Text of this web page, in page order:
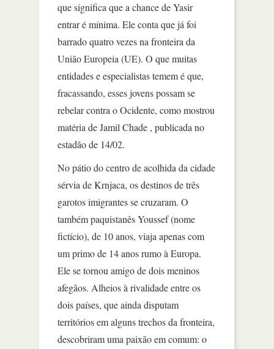
que significa que a chance de Yasir
entrar é mínima. Ele conta que já foi
barrado quatro vezes na fronteira da
União Europeia (UE). O que muitas
entidades e especialistas temem é que,
fracassando, esses jovens possam se
rebelar contra o Ocidente, como mostrou
matéria de Jamil Chade , publicada no
estadão de 14/02.
No pátio do centro de acolhida da cidade
sérvia de Krnjaca, os destinos de três
garotos imigrantes se cruzaram. O
também paquistanês Youssef (nome
fictício), de 10 anos, viaja apenas com
um primo de 14 anos rumo à Europa.
Ele se tornou amigo de dois meninos
afegãos. Alheios à rivalidade entre os
dois países, que ainda disputam
territórios em alguns trechos da fronteira,
descobriram uma paixão em comum: o